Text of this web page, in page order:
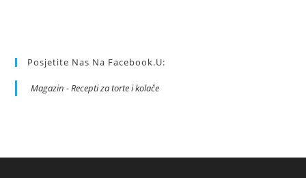
Posjetite Nas Na Facebook.u:
Magazin - Recepti za torte i kolače